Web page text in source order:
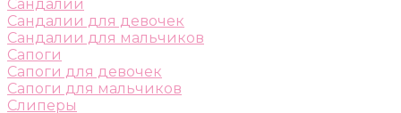
Сандалии
Сандалии для девочек
Сандалии для мальчиков
Сапоги
Сапоги для девочек
Сапоги для мальчиков
Слиперы